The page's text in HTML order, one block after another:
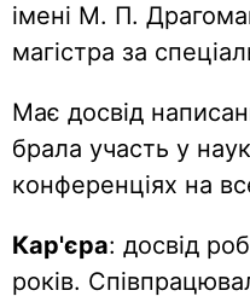
імені М. П.
магістра за
Має досвід
брала участь у
конференціях на
Кар'єра: досвід
років.